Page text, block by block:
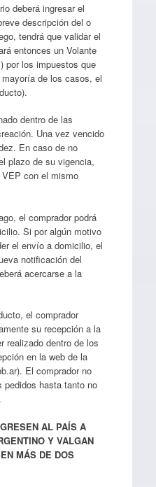
deberá ingresar el
descripción del o
tendrá que validar el
entonces un Volante
por los impuestos que
de los casos, el
dentro de las
Una vez vencido
En caso de no
plazo de su vigencia,
con el mismo
el comprador podrá
Si por algún motivo
el envío a domicilio, el
notificación del
acercarse a la
el comprador
su recepción a la
realizado dentro de los
en la web de la
El comprador no
pedidos hasta tanto no
AL PAÍS A
Y VALGAN
MÁS DE DOS